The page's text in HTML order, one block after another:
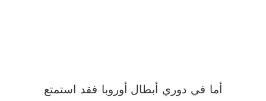
أما في دوري أبطال أوروبا فقد استمتع